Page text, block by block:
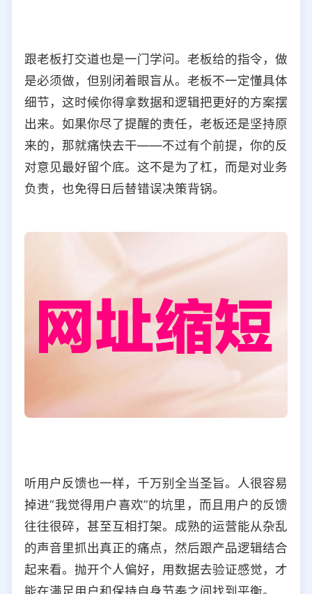
跟老板打交道也是一门学问。老板给的指令，做
是必须做，但别闭着眼盲从。老板不一定懂具体
细节，这时候你得拿数据和逻辑把更好的方案摆
出来。如果你尽了提醒的责任，老板还是坚持原
来的，那就痛快去干——不过有个前提，你的反
对意见最好留个底。这不是为了杠，而是对业务
负责，也免得日后替错误决策背锅。
听用户反馈也一样，千万别全当圣旨。人很容易
掉进“我觉得用户喜欢”的坑里，而且用户的反馈
往往很碎，甚至互相打架。成熟的运营能从杂乱
的声音里抓出真正的痛点，然后跟产品逻辑结合
起来看。抛开个人偏好，用数据去验证感觉，才